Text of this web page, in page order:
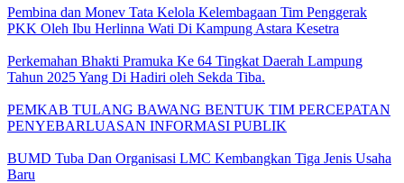
Pembina dan Monev Tata Kelola Kelembagaan Tim Penggerak
PKK Oleh Ibu Herlinna Wati Di Kampung Astara Kesetra
Perkemahan Bhakti Pramuka Ke 64 Tingkat Daerah Lampung
Tahun 2025 Yang Di Hadiri oleh Sekda Tiba.
PEMKAB TULANG BAWANG BENTUK TIM PERCEPATAN
PENYEBARLUASAN INFORMASI PUBLIK
BUMD Tuba Dan Organisasi LMC Kembangkan Tiga Jenis Usaha
Baru